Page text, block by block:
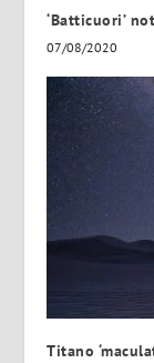
‘Batticuori’
07/08/2020
Titano